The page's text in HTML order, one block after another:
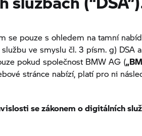
se pouze s ohledem na tamní
ve smyslu čl. 3 písm. g) DSA
pokud společnost BMW AG (
stránce nabízí, platí pro ni
se zákonem o digitálních